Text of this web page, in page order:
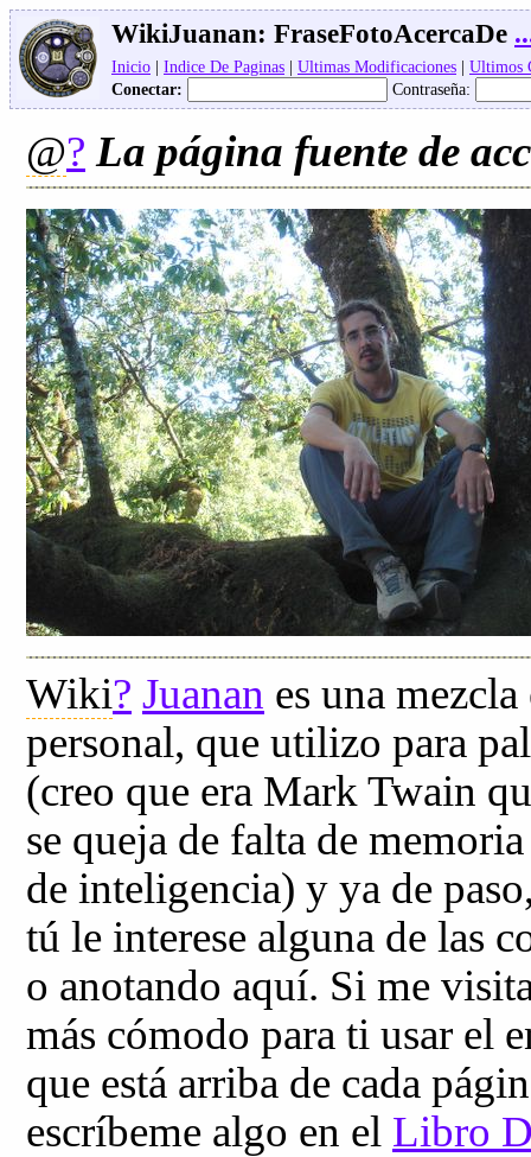
WikiJuanan: FraseFotoAcercaDe
Inicio | Indice De Paginas | Ultimas Modificaciones | Ultimos
Conectar:
Contraseña:
@? La página fuente de
Wiki? Juanan es una
personal, que utilizo para
(creo que era Mark Twain
se queja de falta de
de inteligencia) y ya de
tú le interese alguna de las
o anotando aquí. Si me
más cómodo para ti usar el
que está arriba de cada
escríbeme algo en el Libro